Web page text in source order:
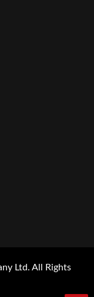
Ltd. All Rights